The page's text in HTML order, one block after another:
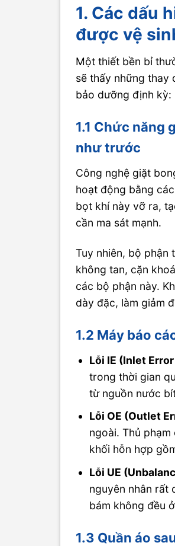
1. Các dấu
được vệ
Một thiết bền bỉ
sẽ thấy những thay
bảo dưỡng định kỳ:
1.1 Chức năng
như trước
Công nghệ giặt
hoạt động bằng
bọt khí này vỡ ra,
cần ma sát mạnh.
Tuy nhiên, bộ
không tan, cặn
các bộ phận này.
dày đặc, làm giảm
1.2 Máy báo
Lỗi IE (Inlet
trong thời gian
từ nguồn nước
Lỗi OE (Outlet
ngoài. Thủ
khối hỗn hợp
Lỗi UE
nguyên nhân rất
bám không đều
1.3 Quần áo